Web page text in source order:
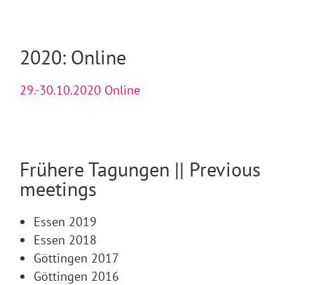
2020: Online
29.-30.10.2020 Online
Frühere Tagungen || Previous
meetings
Essen 2019
Essen 2018
Göttingen 2017
Göttingen 2016